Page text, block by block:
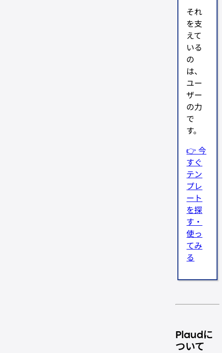
それ
を支
えて
いる
の
は、
ユー
ザー
の力
で
す。
👉 今
すぐ
テン
プレ
ート
を探
す・
使っ
てみ
る
Plaudに
ついて